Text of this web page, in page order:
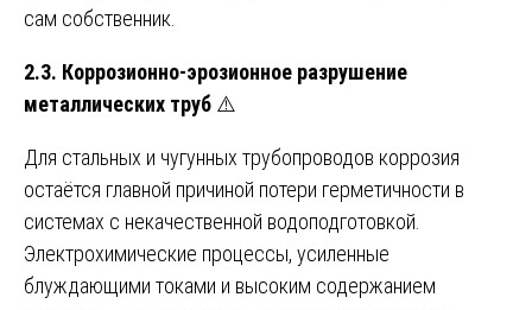
сам собственник.
2.3. Коррозионно-эрозионное разрушение
металлических труб ⚠️
Для стальных и чугунных трубопроводов коррозия
остаётся главной причиной потери герметичности в
системах с некачественной водоподготовкой.
Электрохимические процессы, усиленные
блуждающими токами и высоким содержанием